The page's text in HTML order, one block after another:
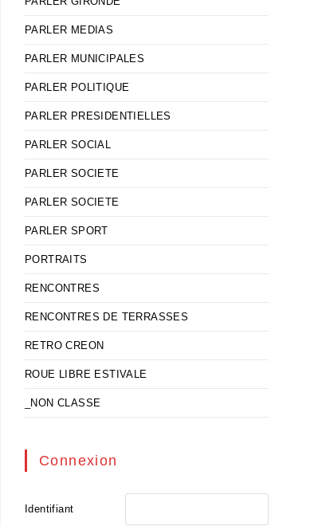
PARLER MEDIAS
PARLER MUNICIPALES
PARLER POLITIQUE
PARLER PRESIDENTIELLES
PARLER SOCIAL
PARLER SOCIETE
PARLER SOCIETE
PARLER SPORT
PORTRAITS
RENCONTRES
RENCONTRES DE TERRASSES
RETRO CREON
ROUE LIBRE ESTIVALE
_NON CLASSE
Connexion
Identifiant